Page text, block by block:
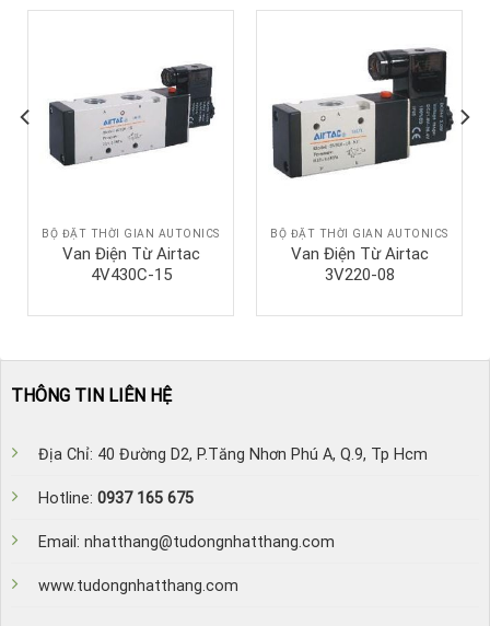
BỘ ĐẶT THỜI GIAN AUTONICS
Van Điện Từ Airtac
4V430C-15
BỘ ĐẶT THỜI GIAN AUTONICS
Van Điện Từ Airtac
3V220-08
THÔNG TIN LIÊN HỆ
Địa Chỉ: 40 Đường D2, P.Tăng Nhơn Phú A, Q.9, Tp Hcm
Hotline: 0937 165 675
Email: nhatthang@tudongnhatthang.com
www.tudongnhatthang.com